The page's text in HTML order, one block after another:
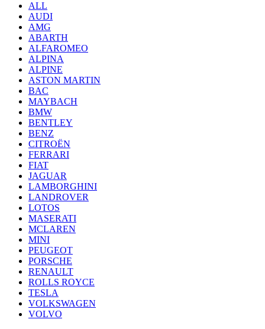
ALL
AUDI
AMG
ABARTH
ALFAROMEO
ALPINA
ALPINE
ASTON MARTIN
BAC
MAYBACH
BMW
BENTLEY
BENZ
CITROËN
FERRARI
FIAT
JAGUAR
LAMBORGHINI
LANDROVER
LOTOS
MASERATI
MCLAREN
MINI
PEUGEOT
PORSCHE
RENAULT
ROLLS ROYCE
TESLA
VOLKSWAGEN
VOLVO